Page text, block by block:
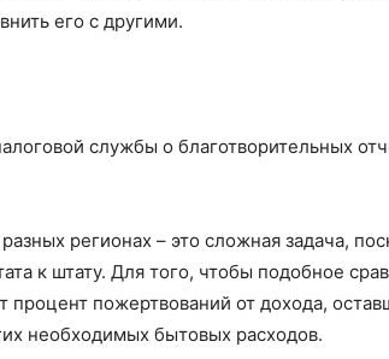
его с другими.
службы о благотворительных
регионах – это сложная задача,
к штату. Для того, чтобы подобное
процент пожертвований от дохода,
необходимых бытовых расходов.